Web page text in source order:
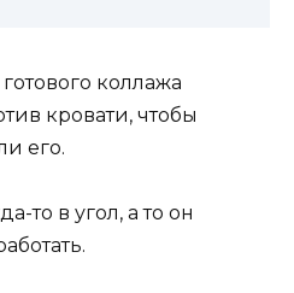
коллажа
кровати, чтобы
его.
то в угол, а то он